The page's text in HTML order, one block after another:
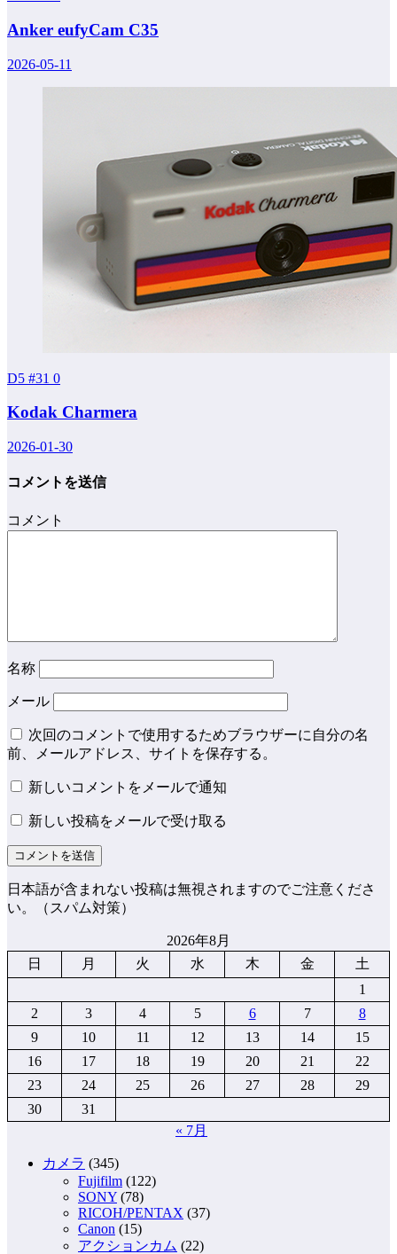
Anker eufyCam C35
2026-05-11
D5 #31 0
Kodak Charmera
2026-01-30
コメントを送信
コメント
名称
メール
次回のコメントで使用するためブラウザーに自分の名
前、メールアドレス、サイトを保存する。
新しいコメントをメールで通知
新しい投稿をメールで受け取る
日本語が含まれない投稿は無視されますのでご注意くださ
い。（スパム対策）
2026年8月
日
月 火 水 木 金
土
1
2
3 4 5 6 7
8
9
10 11 12 13 14
15
16
17 18 19 20 21
22
23
24 25 26 27 28
29
30
31
« 7月
カメラ (345)
Fujifilm (122)
SONY (78)
RICOH/PENTAX (37)
Canon (15)
アクションカム (22)